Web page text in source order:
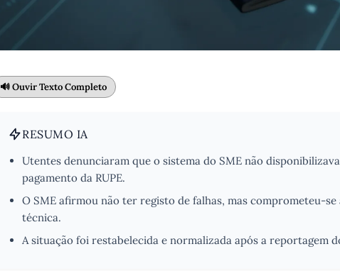
🔊 Ouvir Texto Completo
RESUMO IA
Utentes denunciaram que o sistema do SME não
pagamento da RUPE.
O SME afirmou não ter registo de falhas, mas comprometeu-
técnica.
A situação foi restabelecida e normalizada após a reportagem